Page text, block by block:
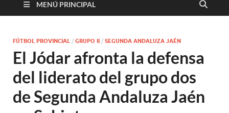
MENÚ PRINCIPAL
FÚTBOL PROVINCIAL / GRUPO II / SEGUNDA ANDALUZA JAÉN
El Jódar afronta la defensa
del liderato del grupo dos
de Segunda Andaluza Jaén